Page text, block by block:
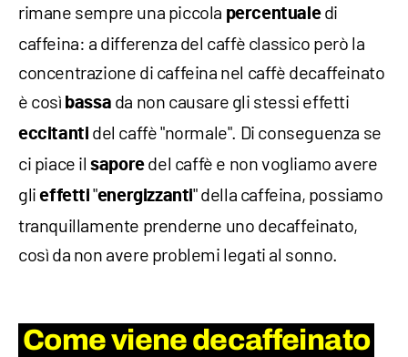
rimane sempre una piccola percentualedi
caffeina: a differenza del caffè classico però la
concentrazione di caffeina nel caffè decaffeinato
è così bassa da non causare gli stessi effetti
eccitanti del caffè "normale". Di conseguenza se
ci piace ilsaporedel caffè e non vogliamo avere
glieffetti "energizzanti" della caffeina, possiamo
tranquillamente prenderne uno decaffeinato,
così da non avere problemi legati al sonno.
Come viene decaffeinato